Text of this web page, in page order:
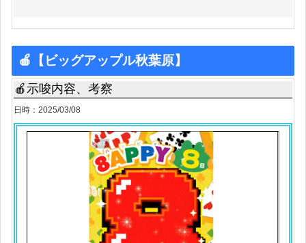
🍎【ビッグアップル秋葉原】
🍎示唆内容、考察
日時：2025/03/08